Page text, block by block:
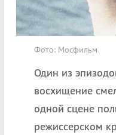
Фото: Мосфильм
Один из
восхищение
одной сцене
режиссерском